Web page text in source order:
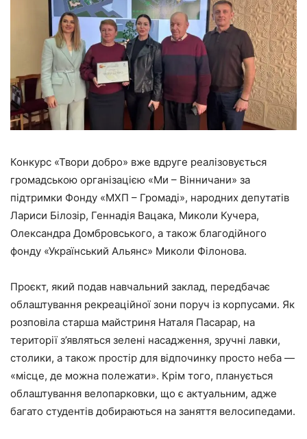
Конкурс «Твори добро» вже вдруге реалізовується
громадською організацією «Ми – Вінничани» за
підтримки Фонду «МХП – Громаді», народних депутатів
Лариси Білозір, Геннадія Вацака, Миколи Кучера,
Олександра Домбровського, а також благодійного
фонду «Український Альянс» Миколи Філонова.
Проєкт, який подав навчальний заклад, передбачає
облаштування рекреаційної зони поруч із корпусами. Як
розповіла старша майстриня Наталя Пасарар, на
території з’являться зелені насадження, зручні лавки,
столики, а також простір для відпочинку просто неба —
«місце, де можна полежати». Крім того, планується
облаштування велопарковки, що є актуальним, адже
багато студентів добираються на заняття велосипедами.